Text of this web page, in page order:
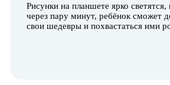
Рисунки на планшете ярко светятся,
через пару минут, ребёнок сможет
свои шедевры и похвастаться ими